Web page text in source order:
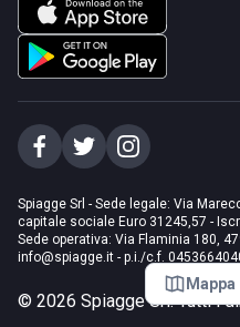
Mappa
Spiagge Srl - Sede legale: Via
capitale sociale Euro 31245,57 -
Sede operativa: Via Flaminia 180,
info@spiagge.it - p.i./c.f.
© 2026 Spiagge Srl. Tutti i